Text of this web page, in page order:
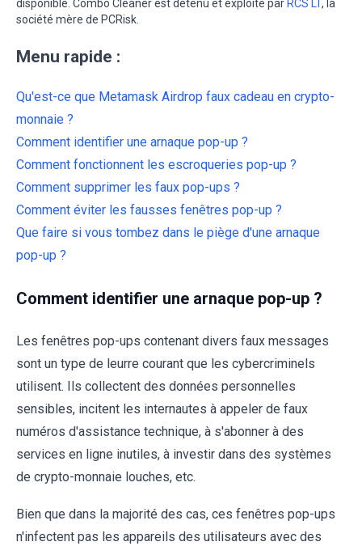
disponible. Combo Cleaner est détenu et exploité par RCS LT , la
société mère de PCRisk.
Menu rapide :
Qu'est-ce que Metamask Airdrop faux cadeau en crypto-
monnaie ?
Comment identifier une arnaque pop-up ?
Comment fonctionnent les escroqueries pop-up ?
Comment supprimer les faux pop-ups ?
Comment éviter les fausses fenêtres pop-up ?
Que faire si vous tombez dans le piège d'une arnaque
pop-up ?
Comment identifier une arnaque pop-up ?
Les fenêtres pop-ups contenant divers faux messages
sont un type de leurre courant que les cybercriminels
utilisent. Ils collectent des données personnelles
sensibles, incitent les internautes à appeler de faux
numéros d'assistance technique, à s'abonner à des
services en ligne inutiles, à investir dans des systèmes
de crypto-monnaie louches, etc.
Bien que dans la majorité des cas, ces fenêtres pop-ups
n'infectent pas les appareils des utilisateurs avec des